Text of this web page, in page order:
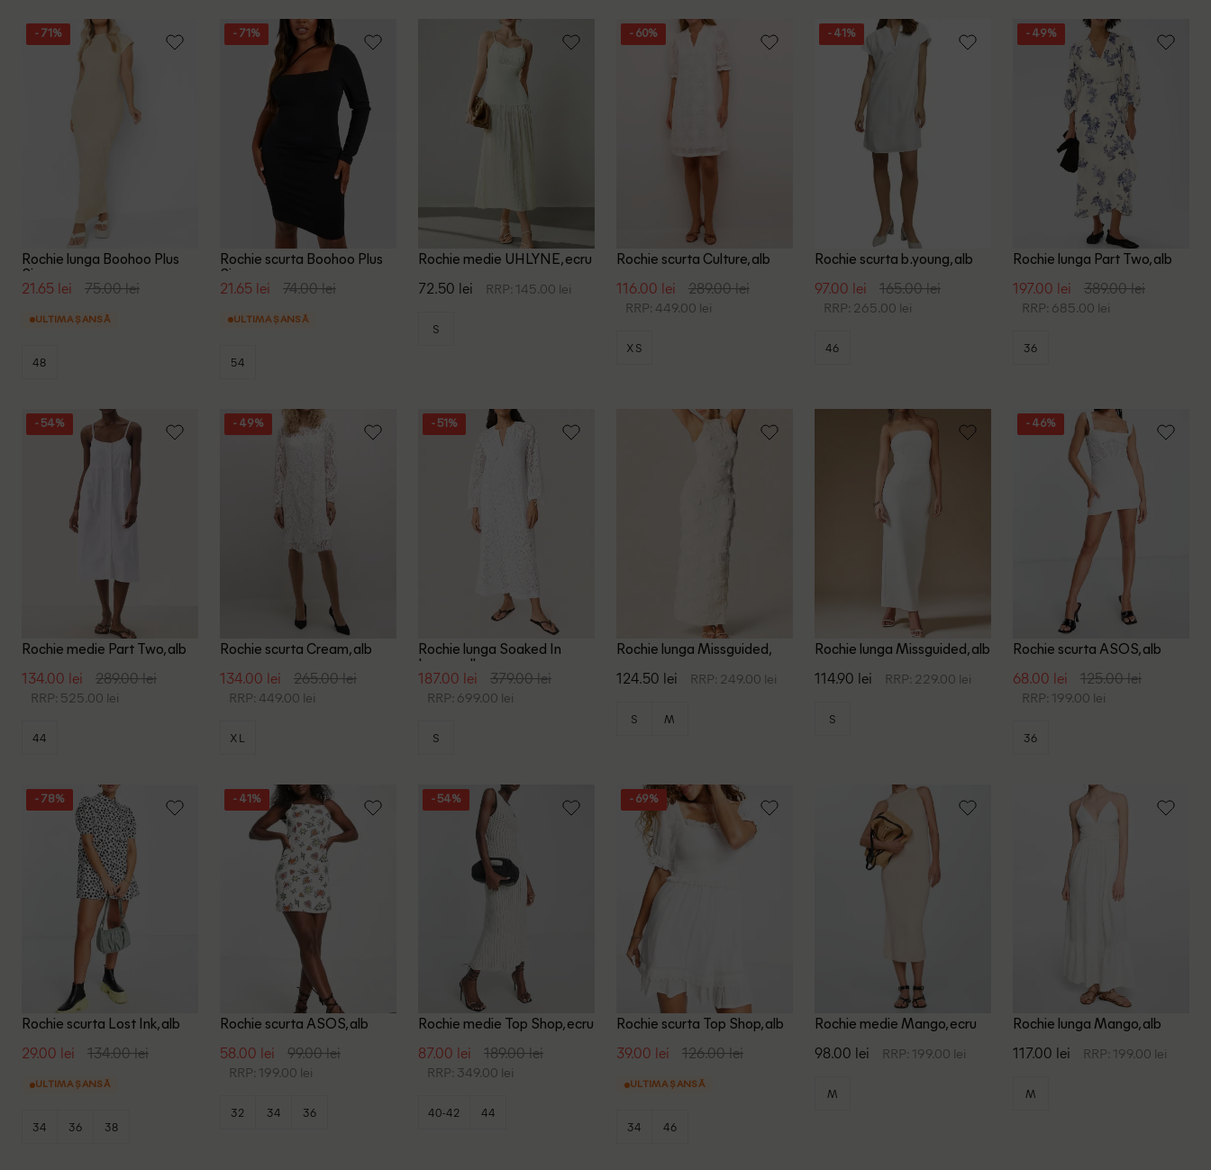
- 71%
Rochie lunga Boohoo Plus
Size, crem
21.65 lei 75.00 lei
ULTIMA ȘANSĂ
48
- 71%
Rochie scurta Boohoo Plus
Size, negru
21.65 lei 74.00 lei
ULTIMA ȘANSĂ
54
Rochie medie UHLYNE, ecru
72.50 lei RRP: 145.00 lei
S
- 60%
Rochie scurta Culture, alb
116.00 lei 289.00 lei
RRP: 449.00 lei
XS
- 41%
Rochie scurta b.young, alb
97.00 lei 165.00 lei
RRP: 265.00 lei
46
- 49%
Rochie lunga Part Two, alb
197.00 lei 389.00 lei
RRP: 685.00 lei
36
- 54%
Rochie medie Part Two, alb
134.00 lei 289.00 lei
RRP: 525.00 lei
44
- 49%
Rochie scurta Cream, alb
134.00 lei 265.00 lei
RRP: 449.00 lei
XL
- 51%
Rochie lunga Soaked In
Luxury, alb
187.00 lei 379.00 lei
RRP: 699.00 lei
S
Rochie lunga Missguided,
124.50 lei RRP: 249.00 lei
S M
Rochie lunga Missguided, alb
114.90 lei RRP: 229.00 lei
S
- 46%
Rochie scurta ASOS, alb
68.00 lei 125.00 lei
RRP: 199.00 lei
36
- 78%
Rochie scurta Lost Ink, alb
29.00 lei 134.00 lei
ULTIMA ȘANSĂ
34 36 38
- 41%
Rochie scurta ASOS, alb
58.00 lei 99.00 lei
RRP: 199.00 lei
32 34 36
- 54%
Rochie medie Top Shop, ecru
87.00 lei 189.00 lei
RRP: 349.00 lei
40-42 44
- 69%
Rochie scurta Top Shop, alb
39.00 lei 126.00 lei
ULTIMA ȘANSĂ
34 46
Rochie medie Mango, ecru
98.00 lei RRP: 199.00 lei
M
Rochie lunga Mango, alb
117.00 lei RRP: 199.00 lei
M